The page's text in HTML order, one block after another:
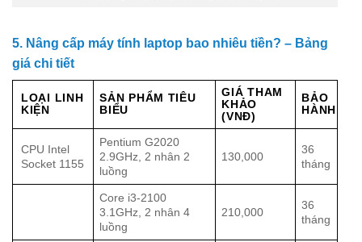
5. Nâng cấp máy tính laptop bao nhiêu tiền? – Bảng
giá chi tiết
LOẠI LINH
KIỆN
SẢN PHẨM TIÊU
BIỂU
GIÁ THAM
KHẢO
(VNĐ)
BẢO
HÀNH
CPU Intel
Socket 1155
Pentium G2020
2.9GHz, 2 nhân 2
luồng
130,000
36
tháng
Core i3-2100
3.1GHz, 2 nhân 4
luồng
210,000
36
tháng